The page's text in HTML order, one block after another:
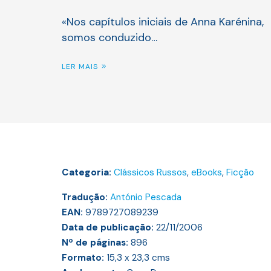
«Nos capítulos iniciais de Anna Karénina,
somos conduzido…
LER MAIS
Categoria: Clássicos Russos, eBooks, Ficção
Tradução: António Pescada
EAN: 9789727089239
Data de publicação: 22/11/2006
Nº de páginas: 896
Formato: 15,3 x 23,3 cms